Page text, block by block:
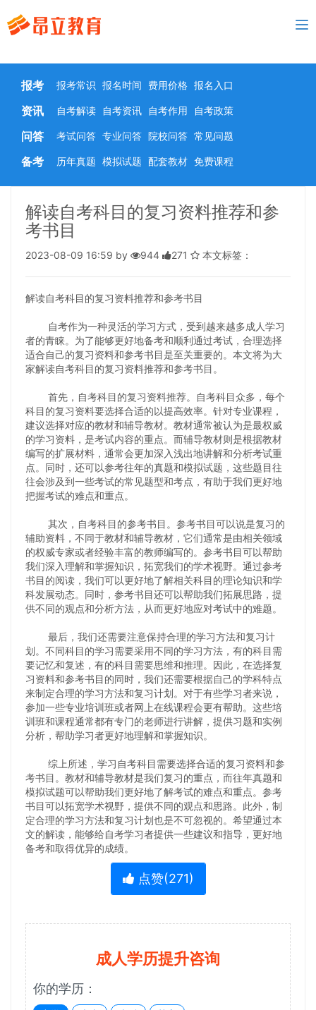
报考 报考常识 报名时间 费用价格 报名入口
资讯 自考解读 自考资讯 自考作用 自考政策
问答 考试问答 专业问答 院校问答 常见问题
备考 历年真题 模拟试题 配套教材 免费课程
解读自考科目的复习资料推荐和参
考书目
2023-08-09 16:59 by 944 271 本文标签：
解读自考科目的复习资料推荐和参考书目
自考作为一种灵活的学习方式，受到越来越多成人学习
者的青睐。为了能够更好地备考和顺利通过考试，合理选择
适合自己的复习资料和参考书目是至关重要的。本文将为大
家解读自考科目的复习资料推荐和参考书目。
首先，自考科目的复习资料推荐。自考科目众多，每个
科目的复习资料要选择合适的以提高效率。针对专业课程，
建议选择对应的教材和辅导教材。教材通常被认为是最权威
的学习资料，是考试内容的重点。而辅导教材则是根据教材
编写的扩展材料，通常会更加深入浅出地讲解和分析考试重
点。同时，还可以参考往年的真题和模拟试题，这些题目往
往会涉及到一些考试的常见题型和考点，有助于我们更好地
把握考试的难点和重点。
其次，自考科目的参考书目。参考书目可以说是复习的
辅助资料，不同于教材和辅导教材，它们通常是由相关领域
的权威专家或者经验丰富的教师编写的。参考书目可以帮助
我们深入理解和掌握知识，拓宽我们的学术视野。通过参考
书目的阅读，我们可以更好地了解相关科目的理论知识和学
科发展动态。同时，参考书目还可以帮助我们拓展思路，提
供不同的观点和分析方法，从而更好地应对考试中的难题。
最后，我们还需要注意保持合理的学习方法和复习计
划。不同科目的学习需要采用不同的学习方法，有的科目需
要记忆和复述，有的科目需要思维和推理。因此，在选择复
习资料和参考书目的同时，我们还需要根据自己的学科特点
来制定合理的学习方法和复习计划。对于有些学习者来说，
参加一些专业培训班或者网上在线课程会更有帮助。这些培
训班和课程通常都有专门的老师进行讲解，提供习题和实例
分析，帮助学习者更好地理解和掌握知识。
综上所述，学习自考科目需要选择合适的复习资料和参
考书目。教材和辅导教材是我们复习的重点，而往年真题和
模拟试题可以帮助我们更好地了解考试的难点和重点。参考
书目可以拓宽学术视野，提供不同的观点和思路。此外，制
定合理的学习方法和复习计划也是不可忽视的。希望通过本
文的解读，能够给自考学习者提供一些建议和指导，更好地
备考和取得优异的成绩。
点赞(271)
成人学历提升咨询
你的学历：